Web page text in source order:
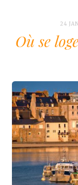
24
Où se